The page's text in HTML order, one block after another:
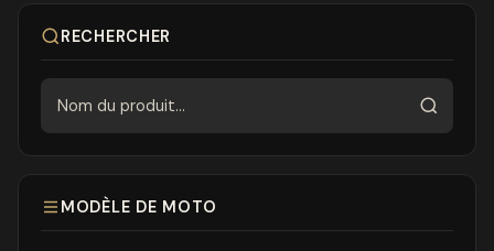
RECHERCHER
MODÈLE DE MOTO